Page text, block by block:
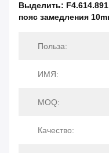
Выделить: F4.614.891
пояс замедления
Польза:
ИМЯ:
MOQ:
Качество: